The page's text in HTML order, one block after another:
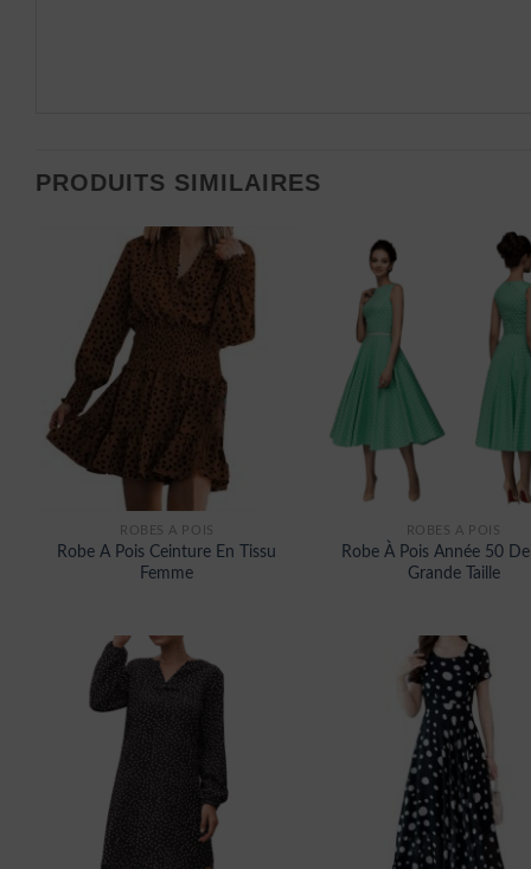
PRODUITS SIMILAIRES
ROBES À POIS
Robe A Pois Ceinture En Tissu
Femme
ROBES À POIS
Robe À Pois Année 50
Grande Taille